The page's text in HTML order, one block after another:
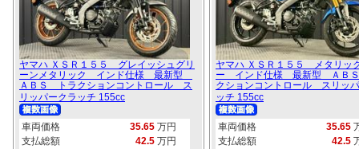
ヤマハ ＸＳＲ１５５ グレイッシュグリ
ーンメタリック インド仕様 最新型
ＡＢＳ トラクションコントロール ス
リッパークラッチ 155cc
車両価格 35.65 万円
支払総額
42.5 万円
ヤマハ ＸＳＲ１５５ メタリッ
ー インド仕様 最新型 ＡＢ
クションコントロール スリッ
ッチ 155cc
車両価格 35.65
支払総額
42.5